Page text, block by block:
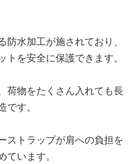
水加工が施されており、
を安全に保護できます。
荷物をたくさん入れても長
す。
ストラップが肩への負担を
います。